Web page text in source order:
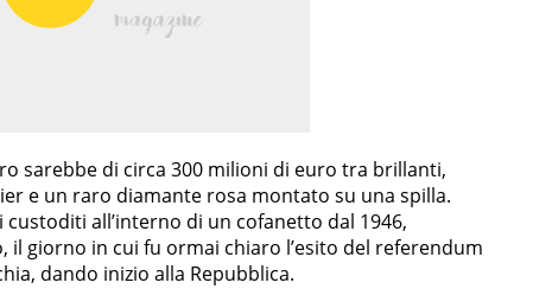
sarebbe di circa 300 milioni di euro tra brillanti,
e un raro diamante rosa montato su una spilla.
all’interno di un cofanetto dal 1946,
il giorno in cui fu ormai chiaro l’esito del referendum
dando inizio alla Repubblica.